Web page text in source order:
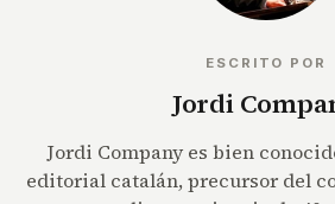
ESCRITO POR
Jordi
Jordi Company es bien
editorial catalán, precursor del